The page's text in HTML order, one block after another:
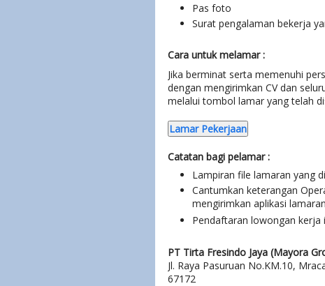
Pas foto
Surat pengalaman bekerja
Cara untuk melamar :
Jika berminat serta memenuhi
dengan mengirimkan CV dan
melalui tombol lamar yang telah
Lamar Pekerjaan
Catatan bagi pelamar :
Lampiran file lamaran yang
Cantumkan keterangan
mengirimkan aplikasi
Pendaftaran lowongan
PT Tirta Fresindo Jaya (Mayora
Jl. Raya Pasuruan No.KM.10,
67172